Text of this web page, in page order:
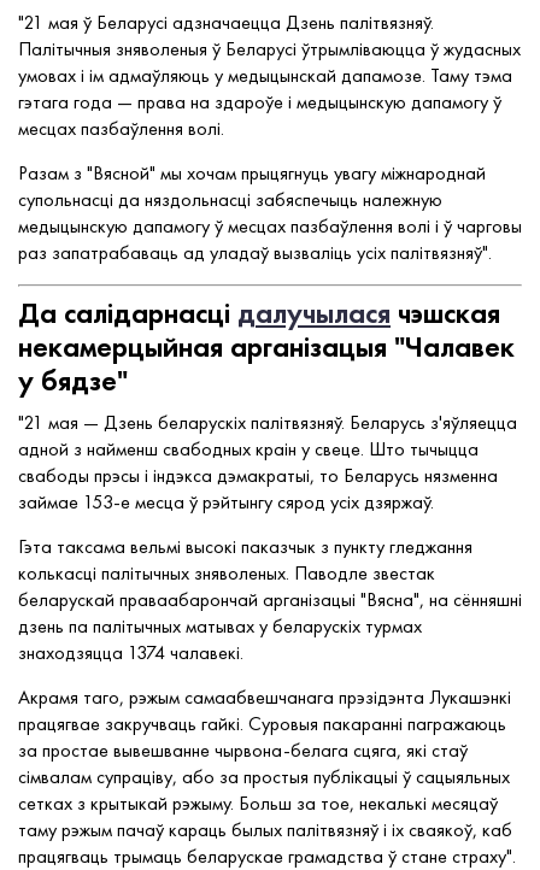
"21 мая ў Беларусі адзначаецца Дзень палітвязняў.
Палітычныя зняволеныя ў Беларусі ўтрымліваюцца ў жудасных
умовах і ім адмаўляюць у медыцынскай дапамозе. Таму тэма
гэтага года — права на здароўе і медыцынскую дапамогу ў
месцах пазбаўлення волі.
Разам з "Вясной" мы хочам прыцягнуць увагу міжнароднай
супольнасці да няздольнасці забяспечыць належную
медыцынскую дапамогу ў месцах пазбаўлення волі і ў чарговы
раз запатрабаваць ад уладаў вызваліць усіх палітвязняў".
Да салідарнасці далучылася чэшская
некамерцыйная арганізацыя "Чалавек
у бядзе"
"21 мая — Дзень беларускіх палітвязняў. Беларусь з'яўляецца
адной з найменш свабодных краін у свеце. Што тычыцца
свабоды прэсы і індэкса дэмакратыі, то Беларусь нязменна
займае 153-е месца ў рэйтынгу сярод усіх дзяржаў.
Гэта таксама вельмі высокі паказчык з пункту гледжання
колькасці палітычных зняволеных. Паводле звестак
беларускай праваабарончай арганізацыі "Вясна", на сённяшні
дзень па палітычных матывах у беларускіх турмах
знаходзяцца 1374 чалавекі.
Акрамя таго, рэжым самаабвешчанага прэзідэнта Лукашэнкі
працягвае закручваць гайкі. Суровыя пакаранні пагражаюць
за простае вывешванне чырвона-белага сцяга, які стаў
сімвалам супраціву, або за простыя публікацыі ў сацыяльных
сетках з крытыкай рэжыму. Больш за тое, некалькі месяцаў
таму рэжым пачаў караць былых палітвязняў і іх сваякоў, каб
працягваць трымаць беларускае грамадства ў стане страху".